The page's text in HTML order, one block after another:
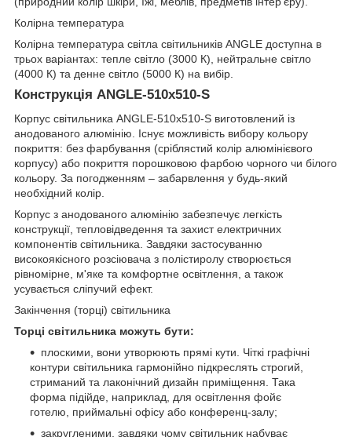
Колірна температура
Колірна температура світла світильників ANGLE доступна в
трьох варіантах: тепле світло (3000 К), нейтральне світло
(4000 К) та денне світло (5000 К) на вибір.
Конструкція ANGLE-510x510-S
Корпус світильника ANGLE-510x510-S виготовлений із
анодованого алюмінію. Існує можливість вибору кольору
покриття: без фарбування (сріблястий колір алюмінієвого
корпусу) або покриття порошковою фарбою чорного чи білого
кольору. За погодженням – забарвлення у будь-який
необхідний колір.
Корпус з анодованого алюмінію забезпечує легкість
конструкції, тепловідведення та захист електричних
компонентів світильника. Завдяки застосуванню
високоякісного розсіювача з полістиролу створюється
рівномірне, м'яке та комфортне освітлення, а також
усувається сліпучий ефект.
Закінчення (торці) світильника
Торці світильника можуть бути:
плоскими, вони утворюють прямі кути. Чіткі графічні
контури світильника гармонійно підкреслять строгий,
стриманий та лаконічний дизайн приміщення. Така
форма підійде, наприклад, для освітлення фойє
готелю, приймальні офісу або конференц-залу;
закругленими, завдяки чому світильник набуває